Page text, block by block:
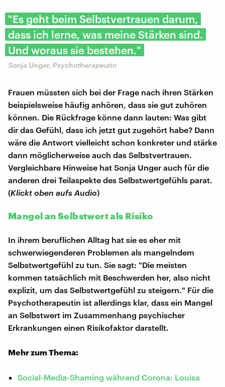
"Es geht beim Selbstvertrauen darum,
dass ich lerne, was meine Stärken sind.
Und woraus sie bestehen."
Sonja Unger, Psychotherapeutin
Frauen müssten sich bei der Frage nach ihren Stärken
beispielsweise häufig anhören, dass sie gut zuhören
können. Die Rückfrage könne dann lauten: Was gibt
dir das Gefühl, dass ich jetzt gut zugehört habe? Dann
wäre die Antwort vielleicht schon konkreter und stärke
dann möglicherweise auch das Selbstvertrauen.
Vergleichbare Hinweise hat Sonja Unger auch für die
anderen drei Teilaspekte des Selbstwertgefühls parat.
(Klickt oben aufs Audio)
Mangel an Selbstwert als Risiko
In ihrem beruflichen Alltag hat sie es eher mit
schwerwiegenderen Problemen als mangelndem
Selbstwertgefühl zu tun. Sie sagt: "Die meisten
kommen tatsächlich mit Beschwerden her, also nicht
explizit, um das Selbstwertgefühl zu steigern." Für die
Psychotherapeutin ist allerdings klar, dass ein Mangel
an Selbstwert im Zusammenhang psychischer
Erkrankungen einen Risikofaktor darstellt.
Mehr zum Thema:
Social-Media-Shaming während Corona: Louisa